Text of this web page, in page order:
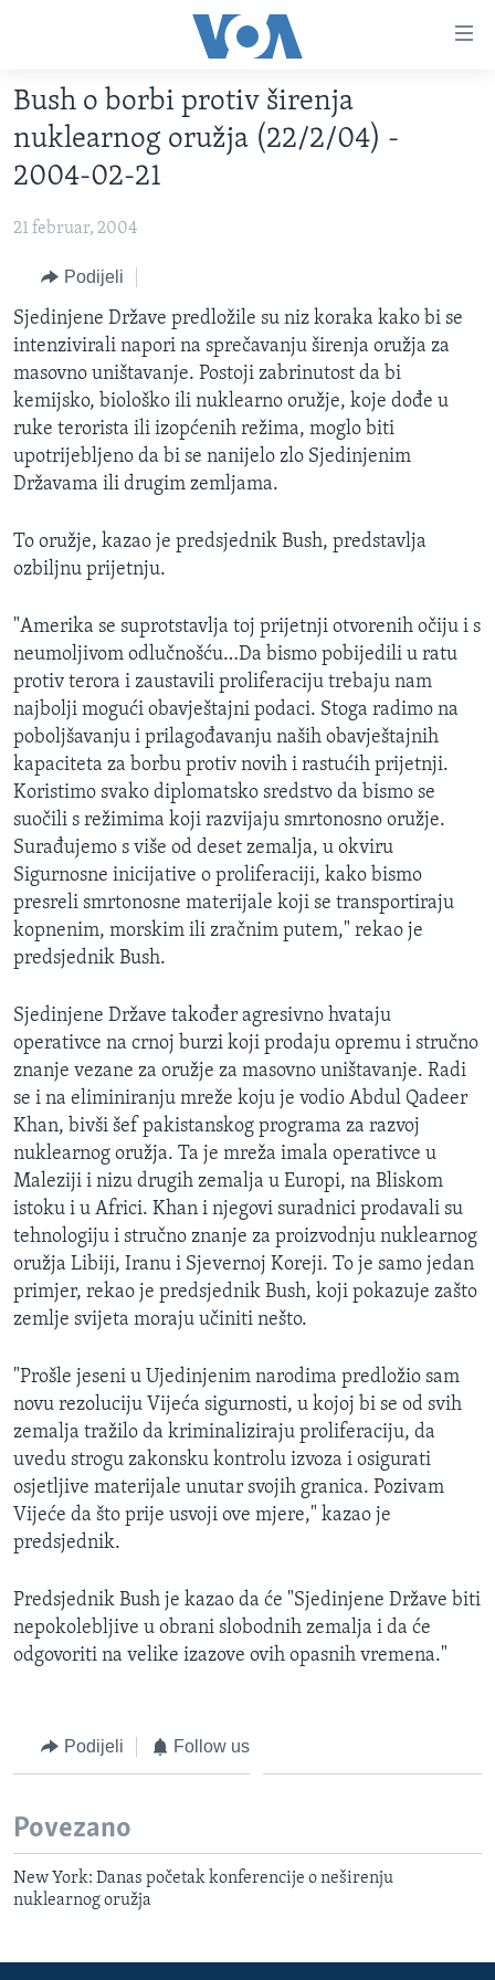
glavni
sadržaj
Pređi
na
glavnu
pretragu
VIJESTI
SJEDINJENE AMERIČKE DRŽAVE
BOSNA I HERCEGOVINA
SVIJET
NAUKA I TEHNOLOGIJA
SPECIJALNI PROJEKTI
KORUPCIJA
SLOBODA MEDIJA
ŽENSKA STRANA
IZBJEGLIČKA STRANA
O GLASU AMERIKE
Learning English
PRATITE NAS
Jezici
Bush o borbi protiv širenja
nuklearnog oružja (22/2/04) -
2004-02-21
21 februar, 2004
Podijeli
Sjedinjene Države predložile su niz koraka kako bi se
intenzivirali napori na sprečavanju širenja oružja za
masovno uništavanje. Postoji zabrinutost da bi
kemijsko, biološko ili nuklearno oružje, koje dođe u
ruke terorista ili izopćenih režima, moglo biti
upotrijebljeno da bi se nanijelo zlo Sjedinjenim
Državama ili drugim zemljama.
To oružje, kazao je predsjednik Bush, predstavlja
ozbiljnu prijetnju.
"Amerika se suprotstavlja toj prijetnji otvorenih očiju i s
neumoljivom odlučnošću…Da bismo pobijedili u ratu
protiv terora i zaustavili proliferaciju trebaju nam
najbolji mogući obavještajni podaci. Stoga radimo na
poboljšavanju i prilagođavanju naših obavještajnih
kapaciteta za borbu protiv novih i rastućih prijetnji.
Koristimo svako diplomatsko sredstvo da bismo se
suočili s režimima koji razvijaju smrtonosno oružje.
Surađujemo s više od deset zemalja, u okviru
Sigurnosne inicijative o proliferaciji, kako bismo
presreli smrtonosne materijale koji se transportiraju
kopnenim, morskim ili zračnim putem," rekao je
predsjednik Bush.
Sjedinjene Države također agresivno hvataju
operativce na crnoj burzi koji prodaju opremu i stručno
znanje vezane za oružje za masovno uništavanje. Radi
se i na eliminiranju mreže koju je vodio Abdul Qadeer
Khan, bivši šef pakistanskog programa za razvoj
nuklearnog oružja. Ta je mreža imala operativce u
Maleziji i nizu drugih zemalja u Europi, na Bliskom
istoku i u Africi. Khan i njegovi suradnici prodavali su
tehnologiju i stručno znanje za proizvodnju nuklearnog
oružja Libiji, Iranu i Sjevernoj Koreji. To je samo jedan
primjer, rekao je predsjednik Bush, koji pokazuje zašto
zemlje svijeta moraju učiniti nešto.
"Prošle jeseni u Ujedinjenim narodima predložio sam
novu rezoluciju Vijeća sigurnosti, u kojoj bi se od svih
zemalja tražilo da kriminaliziraju proliferaciju, da
uvedu strogu zakonsku kontrolu izvoza i osigurati
osjetljive materijale unutar svojih granica. Pozivam
Vijeće da što prije usvoji ove mjere," kazao je
predsjednik.
Predsjednik Bush je kazao da će "Sjedinjene Države biti
nepokolebljive u obrani slobodnih zemalja i da će
odgovoriti na velike izazove ovih opasnih vremena."
Podijeli Follow us
Povezano
New York: Danas početak konferencije o neširenju
nuklearnog oružja